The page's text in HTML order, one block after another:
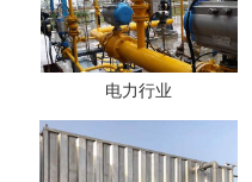
电力行业